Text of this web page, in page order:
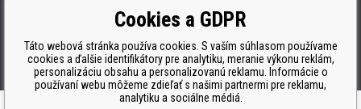
ISO 9001, ISO 14001 a STMC.Cookies a GDPR
Táto webová stránka používa cookies. S vaším súhlasom používame
cookies a ďalšie identifikátory pre analytiku, meranie výkonu reklám,
personalizáciu obsahu a personalizovanú reklamu. Informácie o
používaní webu môžeme zdieľať s našimi partnermi pre reklamu,
analytiku a sociálne médiá.